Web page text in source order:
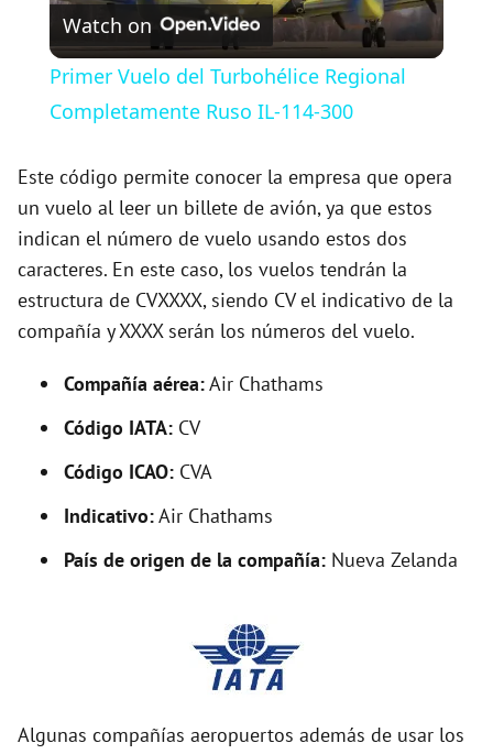
l
a
y
V
i
d
o
Watch on
Primer Vuelo del Turbohélice Regional
Completamente Ruso IL-114-300
Este código permite conocer la empresa que opera
un vuelo al leer un billete de avión, ya que estos
indican el número de vuelo usando estos dos
caracteres. En este caso, los vuelos tendrán la
estructura de CVXXXX, siendo CV el indicativo de la
compañía y XXXX serán los números del vuelo.
Compañía aérea:Air Chathams
Código IATA: CV
Código ICAO: CVA
Indicativo:Air Chathams
País de origen de la compañía: Nueva Zelanda
Algunas compañías aeropuertos además de usar los